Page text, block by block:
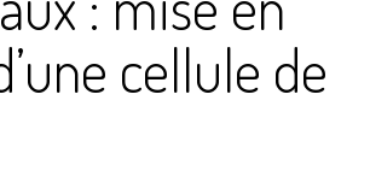
cellule de